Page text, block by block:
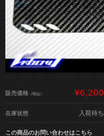
販売価格 （税込） ¥6,200
在庫状態 入荷待ち
この商品のお問い合わせはこちら